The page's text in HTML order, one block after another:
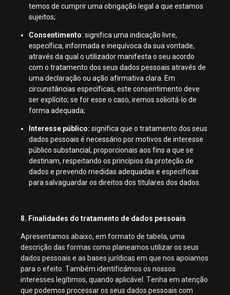
temos de cumprir uma obrigação legal a que estamos
sujeitos;
Consentimento: significa uma indicação livre,
específica, informada e inequívoca da sua vontade,
através da qual o utilizador manifesta o seu acordo
com o tratamento dos seus dados pessoais através de
uma declaração ou ação afirmativa clara. Em
circunstâncias específicas, este consentimento deve
ser explícito; se for esse o caso, iremos solicitá-lo de
forma adequada;
Interesse público: significa que o tratamento dos seus
dados pessoais é necessário por motivos de interesse
público substancial, proporcionais aos fins a que se
destinam, respeitando os princípios da proteção de
dados e prevendo medidas adequadas e específicas
para salvaguardar os direitos dos titulares dos dados.
8. Finalidades do tratamento de dados pessoais
Apresentamos abaixo, em formato de tabela, uma
descrição das formas como planeamos utilizar os seus
dados pessoais e as bases jurídicas em que nos apoiamos
para o efeito. Também identificámos os nossos
interesses legítimos, quando aplicável. Tenha em atenção
que podemos processar os seus dados pessoais com